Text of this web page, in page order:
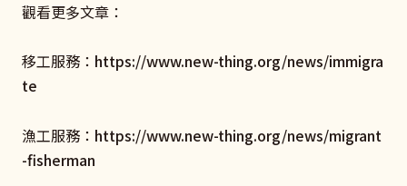
觀看更多文章：
移工服務： https://www.new-thing.org/news/immigra
te
漁工服務： https://www.new-thing.org/news/migrant
-fisherman